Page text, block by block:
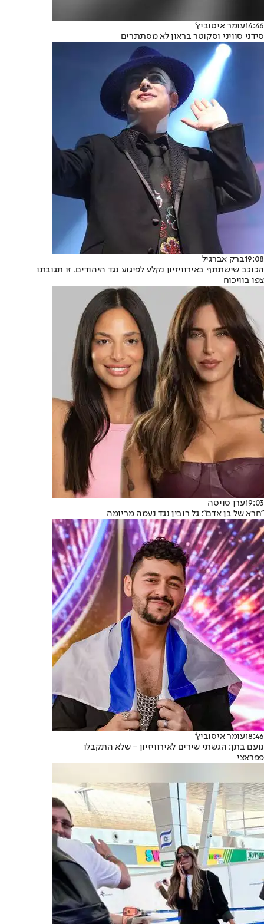
14:46עומר איסוביץ'
סידני סוויני וסקוטר בראון לא מסתתרים
19:08ברק אברגיל
הכוכב שישתתף באירוויזיון נקלע לפיגוע נגד היהודים. זו תגובתו
צפו בוויכוח
19:03ערן סויסה
"חרא של בן אדם": גל רובין נגד נעמה מריומה
18:46עומר איסוביץ'
נועם בתן: הגשתי שירים לאירוויזיון - שלא התקבלו
פפראצי